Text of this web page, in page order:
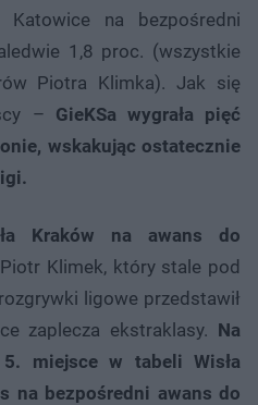
Katowice na bezpośredni
1,8 proc. (wszystkie
Piotra Klimka). Jak się
– GieKSa wygrała pięć
wskakując ostatecznie
Kraków na awans do
Klimek, który stale pod
ligowe przedstawił
zaplecza ekstraklasy. Na
miejsce w tabeli Wisła
na bezpośredni awans do